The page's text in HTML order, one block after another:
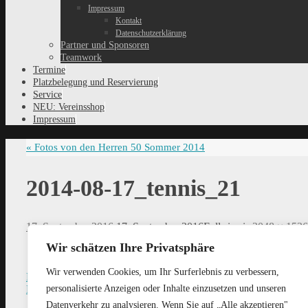
Wir schätzen Ihre Privatsphäre
Wir verwenden Cookies, um Ihr Surferlebnis zu verbessern,
personalisierte Anzeigen oder Inhalte einzusetzen und unseren
Datenverkehr zu analysieren. Wenn Sie auf „Alle akzeptieren"
Impressum
Kontakt
Datenschutzerklärung
Partner und Sponsoren
Teamwork
Termine
Platzbelegung und Reservierung
Service
NEU: Vereinsshop
Impressum
« Fotos von den Herren 50 Sommer 2014
2014-08-17_tennis_21
17. September 2016 17. September 2016Full size is2048 × 1536
Previous image
Next image